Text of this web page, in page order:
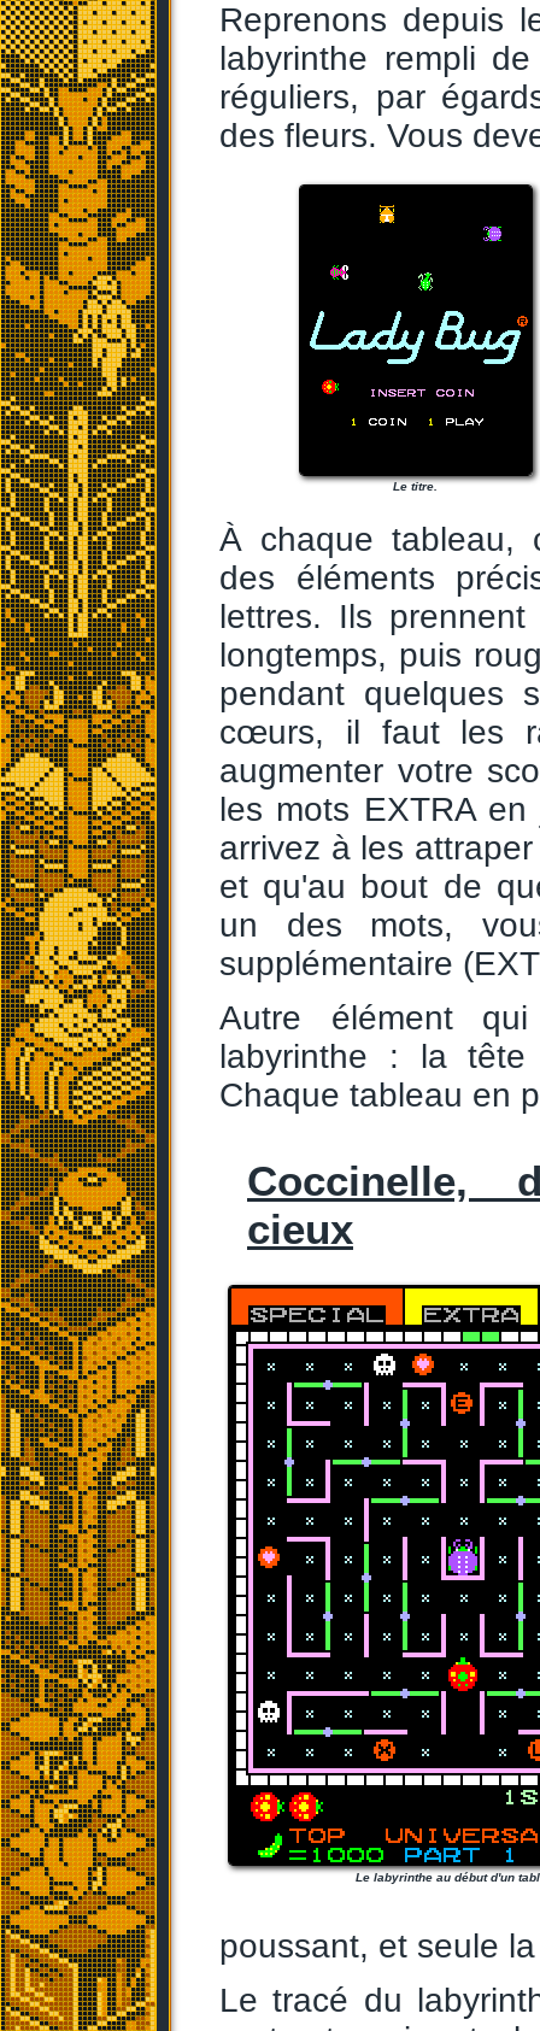
Reprenons depuis
labyrinthe rempli
réguliers, par
des fleurs. Vous
Le titre.
À chaque tableau,
des éléments
lettres. Ils
longtemps, puis
pendant quelques
cœurs, il faut les
augmenter votre
les mots EXTRA
arrivez à les
et qu'au bout de
un des mots,
supplémentaire
Autre élément
labyrinthe : la
Chaque tableau en
Coccinelle,
cieux
Le labyrinthe au début d'un
poussant, et seule
Le tracé du